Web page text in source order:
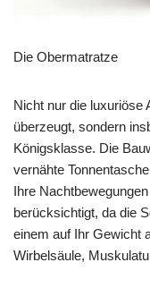
Die Obermatratze
Nicht nur die luxuriöse
überzeugt, sondern
Königsklasse. Die
vernähte
Ihre
berücksichtigt, da die
einem auf Ihr Gewicht
Wirbelsäule,